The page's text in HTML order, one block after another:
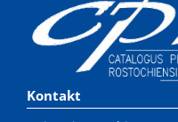
Kontakt